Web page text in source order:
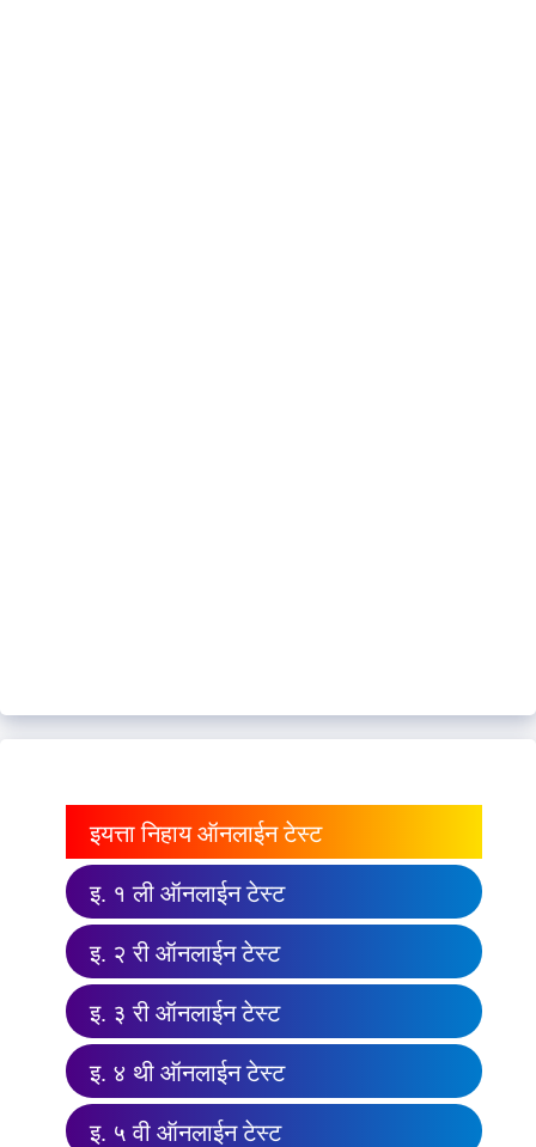
इयत्ता निहाय ऑनलाईन टेस्ट
इ. १ ली ऑनलाईन टेस्ट
इ. २ री ऑनलाईन टेस्ट
इ. ३ री ऑनलाईन टेस्ट
इ. ४ थी ऑनलाईन टेस्ट
इ. ५ वी ऑनलाईन टेस्ट